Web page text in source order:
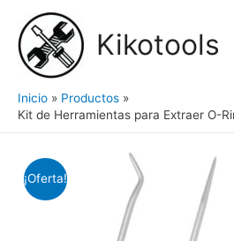
contenido
Kikotools
Inicio
Productos
Kit de Herramientas para Extraer O-
¡Oferta!